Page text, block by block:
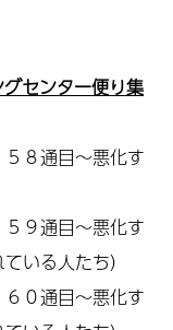
センター便り集
８通目～悪化す
９通目～悪化す
いる人たち）
０通目～悪化す